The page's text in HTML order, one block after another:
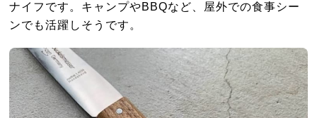
ナイフです。キャンプやBBQなど、屋外での食事シー
ンでも活躍しそうです。